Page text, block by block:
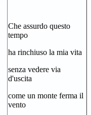
Che assurdo questo
tempo
ha rinchiuso la mia vita
senza vedere via
d'uscita
come un monte ferma il
vento